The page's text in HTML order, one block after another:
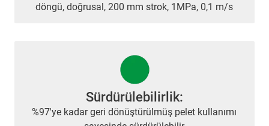
döngü, doğrusal, 200 mm strok, 1MPa, 0,1 m/s
Sürdürülebilirlik:
%97'ye kadar geri dönüştürülmüş pelet kullanımı